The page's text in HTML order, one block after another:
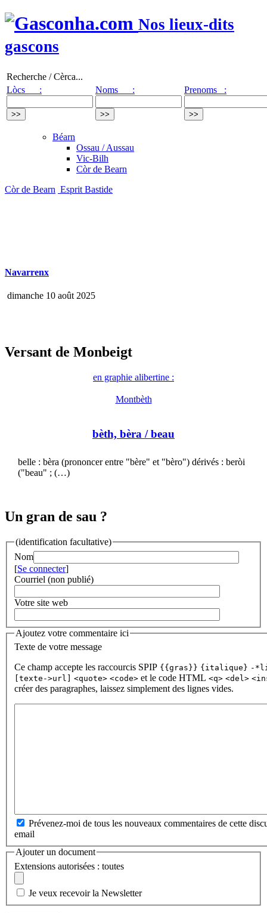
Nos lieux-dits
gascons
Recherche / Cèrca...
Lòcs :
Noms : Prenoms :
Béarn
Ossau / Aussau
Vic-Bilh
Còr de Bearn
Còr de Bearn Esprit Bastide
Navarrenx
dimanche 10 août 2025
Versant de Monbeigt
en graphie alibertine :
Montbèth
bèth, bèra / beau
belle : bèra (prononcer entre "bère" et "bèro") dérivés : beròi
("beau" ; (…)
Un gran de sau ?
(identification facultative)
Nom
[Se connecter]
Courriel (non publié)
Votre site web
Ajoutez votre commentaire ici
Texte de votre message
Ce champ accepte les raccourcis SPIP {{gras}} {italique} -
[texte->url]
<quote> <code> et le code HTML <q> <del>
créer des paragraphes, laissez simplement des lignes vides.
Prévenez-moi de tous les nouveaux commentaires de cette
email
Ajouter un document
Extensions autorisées : toutes
Je veux recevoir la Newsletter